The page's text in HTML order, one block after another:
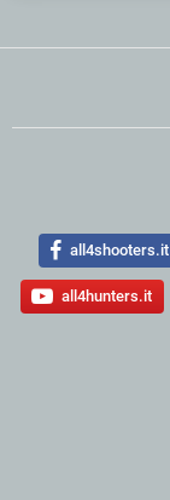
all4shooters.it
all4hunters.it